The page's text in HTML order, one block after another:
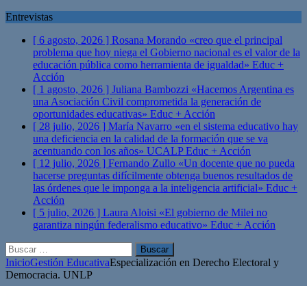
Entrevistas
[ 6 agosto, 2026 ] Rosana Morando «creo que el principal
problema que hoy niega el Gobierno nacional es el valor de la
educación pública como herramienta de igualdad» Educ +
Acción
[ 1 agosto, 2026 ] Juliana Bambozzi «Hacemos Argentina es
una Asociación Civil comprometida la generación de
oportunidades educativas» Educ + Acción
[ 28 julio, 2026 ] María Navarro «en el sistema educativo hay
una deficiencia en la calidad de la formación que se va
acentuando con los años» UCALPEduc + Acción
[ 12 julio, 2026 ] Fernando Zullo «Un docente que no pueda
hacerse preguntas difícilmente obtenga buenos resultados de
las órdenes que le imponga a la inteligencia artificial» Educ +
Acción
[ 5 julio, 2026 ] Laura Aloisi «El gobierno de Milei no
garantiza ningún federalismo educativo» Educ + Acción
Buscar:
InicioGestión EducativaEspecialización en Derecho Electoral y
Democracia. UNLP